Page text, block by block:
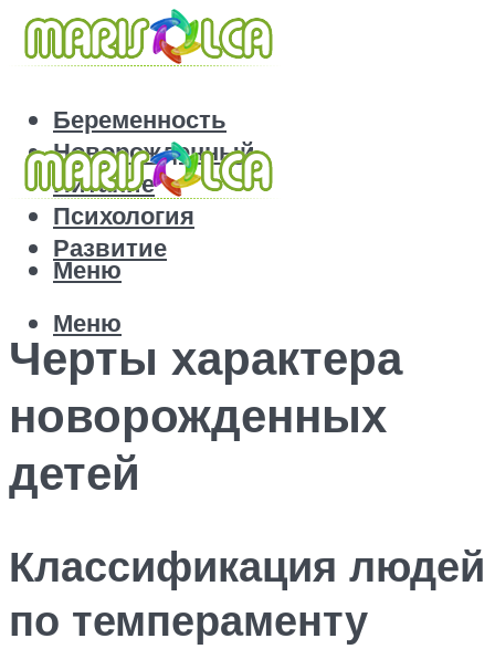
Беременность
Новорожденный
Питание
Психология
Развитие
Меню
Меню
Черты характера
новорожденных
детей
Классификация людей
по темпераменту